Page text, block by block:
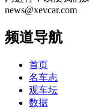
news@xevcar.com
频道导航
首页
名车志
观车坛
数据